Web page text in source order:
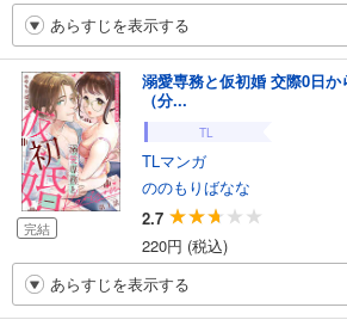
あらすじを表示する
完結
溺愛専務と仮初婚 交際0日
（分...
TL
TLマンガ
ののもりばなな
2.7
220円 (税込)
あらすじを表示する